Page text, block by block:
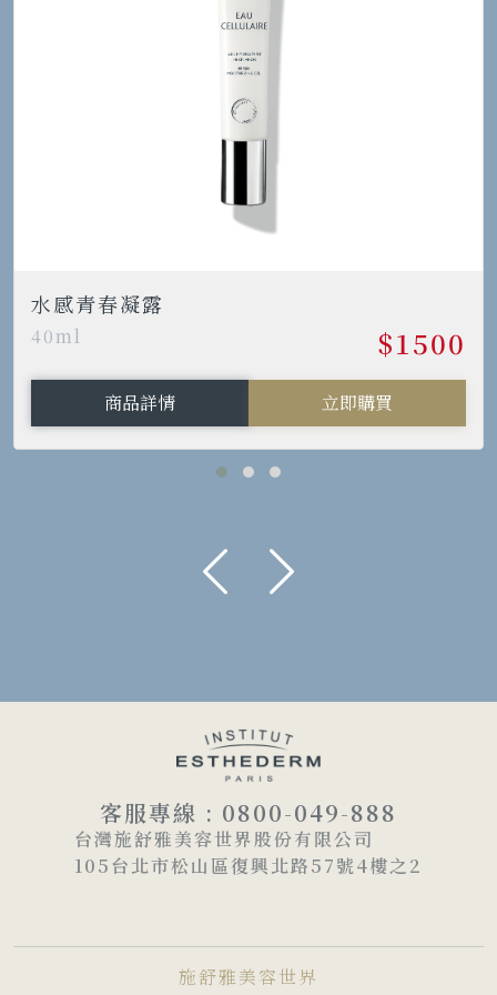
水感青春凝露
40ml $1500
商品詳情 立即購買
客服專線 : 0800-049-888
台灣施舒雅美容世界股份有限公司
105台北市松山區復興北路57號4樓之2
施舒雅美容世界